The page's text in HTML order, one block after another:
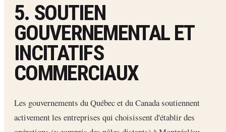
5. SOUTIEN
GOUVERNEMENTAL ET
INCITATIFS
COMMERCIAUX
Les gouvernements du Québec et du Canada soutiennent
activement les entreprises qui choisissent d'établir des